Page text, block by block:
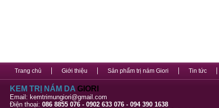
Trang chủ Giới thiệu Sản phẩm trị nám Giori Tin tức
KEM TRỊ NÁM DA GIORI
Email: kemtrimungiori@gmail.com
Điện thoại: 086 8855 076 - 0902 633 076 - 094 390 1638